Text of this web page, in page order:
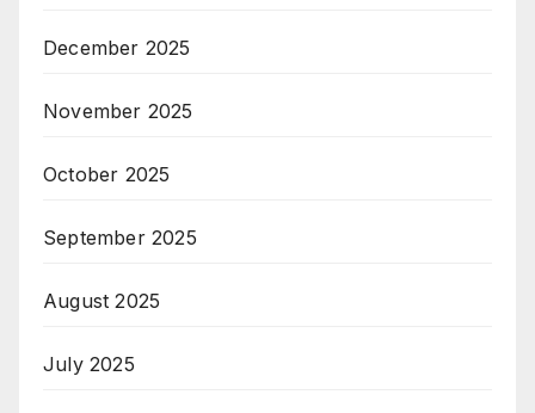
December 2025
November 2025
October 2025
September 2025
August 2025
July 2025